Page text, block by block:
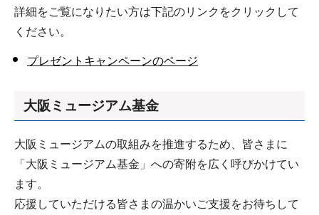
詳細をご覧になりたい方は下記のリンクをクリックして
ください。
プレゼントキャンペーンのページ
大阪ミュージアム基金
大阪ミュージアムの取組みを推進するため、皆さまに
「大阪ミュージアム基金」への寄附を広く呼びかけてい
ます。
応援していただける皆さまの温かいご支援をお待ちして